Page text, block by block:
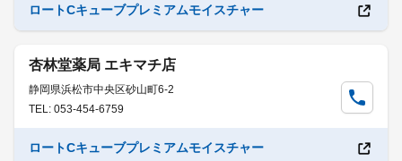
ロートCキューブプレミアムモイスチャー
杏林堂薬局 エキマチ店
静岡県浜松市中央区砂山町6-2
TEL: 053-454-6759
ロートCキューブプレミアムモイスチャー